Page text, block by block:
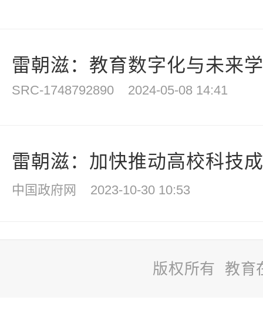
雷朝滋：教育数字化与未来
SRC-1748792890 2024-05-08 14:41
雷朝滋：加快推动高校科技
中国政府网 2023-10-30 10:53
版权所有 教育